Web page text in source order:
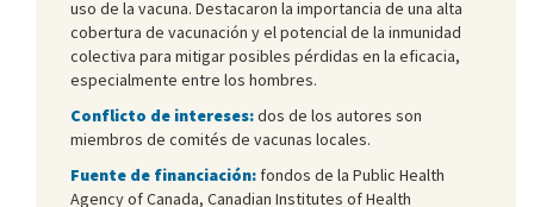
uso de la vacuna. Destacaron la importancia de una alta
cobertura de vacunación y el potencial de la inmunidad
colectiva para mitigar posibles pérdidas en la eficacia,
especialmente entre los hombres.
Conflicto de intereses:dos de los autores son
miembros de comités de vacunas locales.
Fuente de financiación: fondos de la Public Health
Agency of Canada, Canadian Institutes of Health